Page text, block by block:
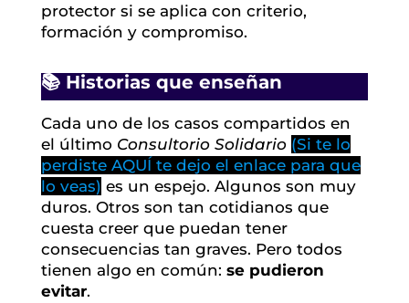
protector si se aplica con criterio,
formación y compromiso.
📚 Historias que enseñan
Cada uno de los casos compartidos en
el último Consultorio Solidario (Si te lo
perdiste AQUÍ te dejo el enlace para que
lo veas) es un espejo. Algunos son muy
duros. Otros son tan cotidianos que
cuesta creer que puedan tener
consecuencias tan graves. Pero todos
tienen algo en común: se pudieron
evitar.